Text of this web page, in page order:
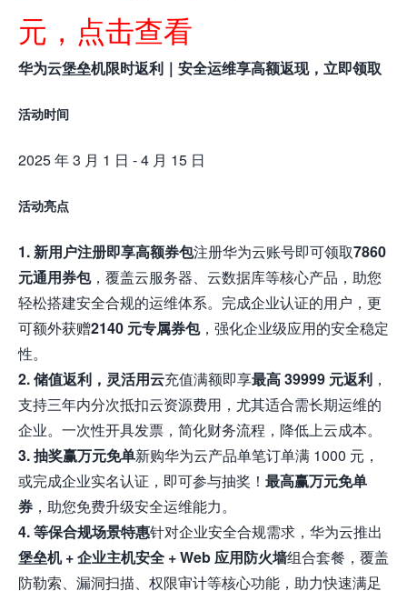
元，点击查看
华为云堡垒机限时返利｜安全运维享高额返现，立即领取
活动时间
2025 年 3 月 1 日 - 4 月 15 日
活动亮点
1. 新用户注册即享高额券包注册华为云账号即可领取7860
元通用券包，覆盖云服务器、云数据库等核心产品，助您
轻松搭建安全合规的运维体系。完成企业认证的用户，更
可额外获赠2140 元专属券包，强化企业级应用的安全稳定
性。
2. 储值返利，灵活用云充值满额即享最高 39999 元返利 ，
支持三年内分次抵扣云资源费用，尤其适合需长期运维的
企业。一次性开具发票，简化财务流程，降低上云成本。
3. 抽奖赢万元免单新购华为云产品单笔订单满 1000 元，
或完成企业实名认证，即可参与抽奖！ 最高赢万元免单
券 ，助您免费升级安全运维能力。
4. 等保合规场景特惠针对企业安全合规需求，华为云推出
堡垒机 + 企业主机安全 + Web 应用防火墙组合套餐，覆盖
防勒索、漏洞扫描、权限审计等核心功能，助力快速满足